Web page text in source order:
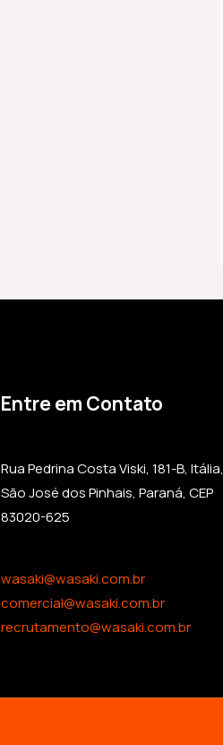
Entre em Contato
Rua Pedrina Costa Viski, 181-B, Itália,
São José dos Pinhais, Paraná, CEP
83020-625
wasaki@wasaki.com.br
comercial@wasaki.com.br
recrutamento@wasaki.com.br